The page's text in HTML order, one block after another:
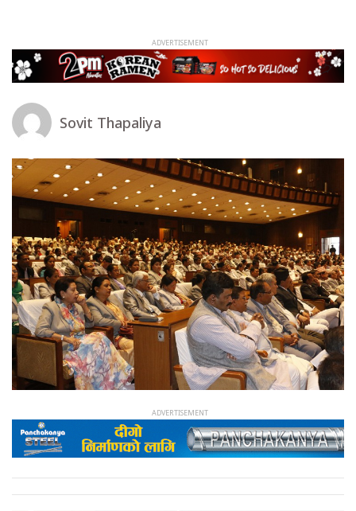
Sovit Thapaliya